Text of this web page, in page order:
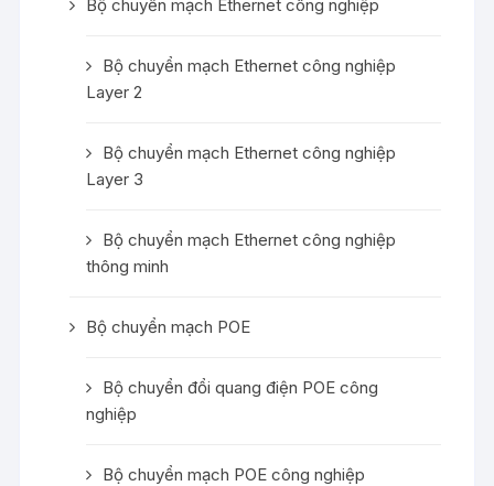
Bộ chuyển mạch Ethernet công nghiệp
Bộ chuyển mạch Ethernet công nghiệp
Layer 2
Bộ chuyển mạch Ethernet công nghiệp
Layer 3
Bộ chuyển mạch Ethernet công nghiệp
thông minh
Bộ chuyển mạch POE
Bộ chuyển đổi quang điện POE công
nghiệp
Bộ chuyển mạch POE công nghiệp